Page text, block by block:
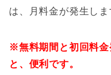
は、月料金が発生しま
※無料期間と初回料金
と、便利です。